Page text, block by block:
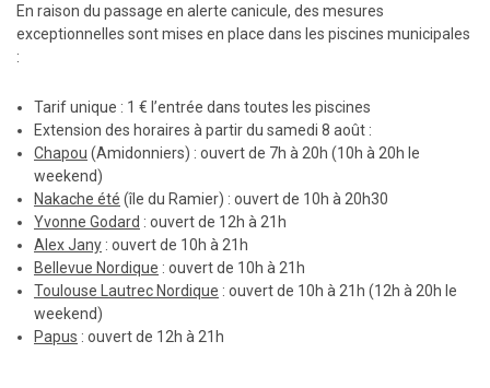
En raison du passage en alerte canicule, des mesures
exceptionnelles sont mises en place dans les piscines municipales
:
Tarif unique : 1 € l’entrée dans toutes les piscines
Extension des horaires à partir du samedi 8 août :
Chapou (Amidonniers) : ouvert de 7h à 20h (10h à 20h le
weekend)
Nakache été (île du Ramier) : ouvert de 10h à 20h30
Yvonne Godard : ouvert de 12h à 21h
Alex Jany : ouvert de 10h à 21h
Bellevue Nordique : ouvert de 10h à 21h
Toulouse Lautrec Nordique : ouvert de 10h à 21h (12h à 20h le
weekend)
Papus : ouvert de 12h à 21h